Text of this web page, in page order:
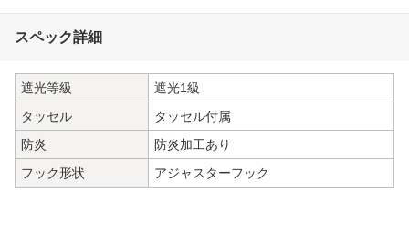
スペック詳細
遮光等級
遮光1級
タッセル
タッセル付属
防炎
防炎加工あり
フック形状
アジャスターフック